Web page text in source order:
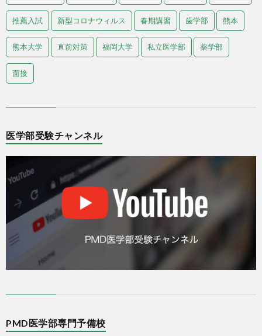
推薦入試 新型コロナウィルス 春期講習 歯学部 熊本
熊本大学 直前対策 福岡大学 私立医学部 薬学部
面接
医学部受験チャンネル
PMD医学部専門予備校